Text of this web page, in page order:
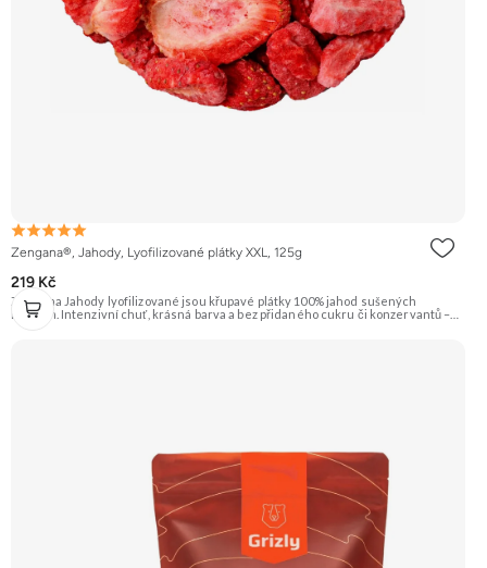
Zengana®, Jahody, Lyofilizované plátky XXL, 125g
219 Kč
Zengana Jahody lyofilizované jsou křupavé plátky 100% jahod sušených
mrazem. Intenzivní chuť, krásná barva a bez přidaného cukru či konzervantů –